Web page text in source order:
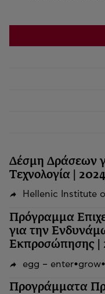
Δέσμη Δράσεων
Τεχνολογία | 2024
Hellenic Institute
Πρόγραμμα
για την
Εκπροσώπησης |
egg –
Προγράμματα